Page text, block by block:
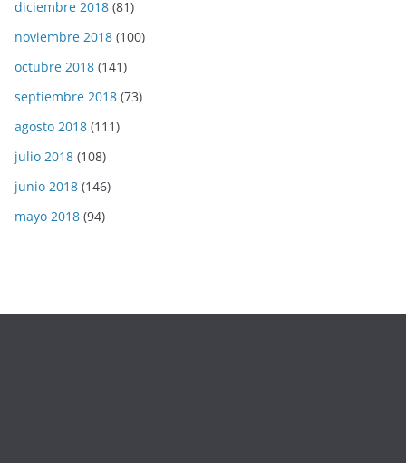
diciembre 2018 (81)
noviembre 2018 (100)
octubre 2018 (141)
septiembre 2018 (73)
agosto 2018 (111)
julio 2018 (108)
junio 2018 (146)
mayo 2018 (94)